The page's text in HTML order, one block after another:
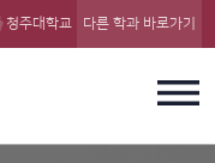
청주대학교 다른 학과 바로가기